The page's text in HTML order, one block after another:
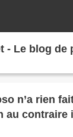
- Le blog de
n’a rien
au contraire